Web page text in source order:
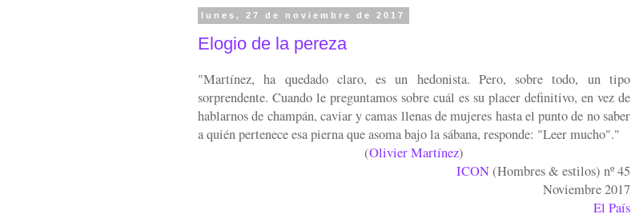
lunes, 27 de noviembre de 2017
Elogio de la pereza
"Martínez, ha quedado claro, es un hedonista. Pero, sobre todo, un tipo
sorprendente. Cuando le preguntamos sobre cuál es su placer definitivo, en vez de
hablarnos de champán, caviar y camas llenas de mujeres hasta el punto de no saber
a quién pertenece esa pierna que asoma bajo la sábana, responde: "Leer mucho"."
(Olivier Martínez)
ICON(Hombres & estilos) nº 45
Noviembre 2017
El País